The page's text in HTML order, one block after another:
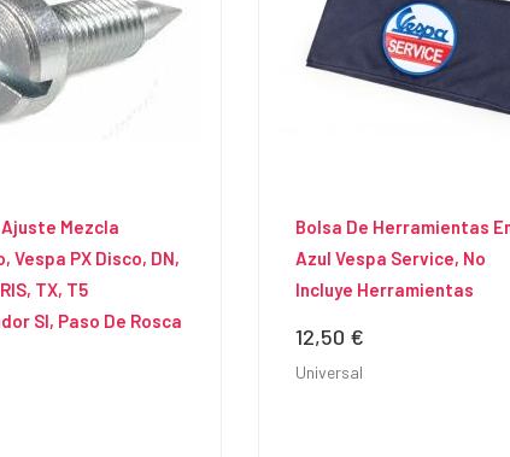
Mezcla
Vespa PX Disco, DN,
TX, T5
SI, Paso De Rosca
Bolsa De Herramientas
Azul Vespa Service, No
Incluye Herramientas
Precio
12,50 €
Universal